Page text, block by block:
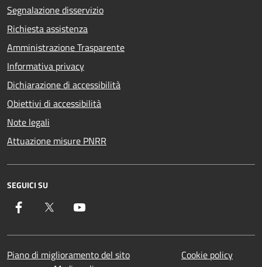
Segnalazione disservizio
Richiesta assistenza
Amministrazione Trasparente
Informativa privacy
Dichiarazione di accessibilità
Obiettivi di accessibilità
Note legali
Attuazione misure PNRR
SEGUICI SU
Facebook Twitter
Piano di miglioramento del sito
Cookie policy